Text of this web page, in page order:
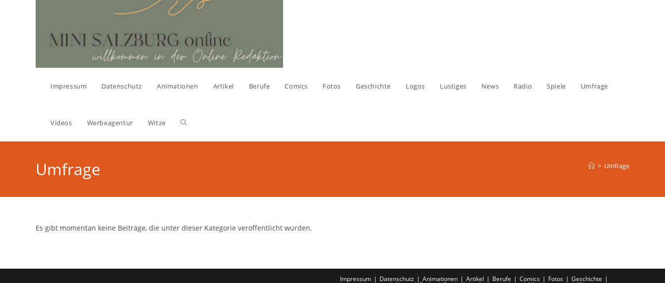
Impressum Datenschutz Animationen Artikel Berufe Comics Fotos Geschichte Logos Lustiges News Radio Spiele Umfrage
Videos Werbeagentur Witze Website-
umschalten
Umfrage > Umfrage
Es gibt momentan keine Beiträge, die unter dieser Kategorie veröffentlicht wurden.
Impressum Datenschutz Animationen Artikel Berufe Comics Fotos Geschichte